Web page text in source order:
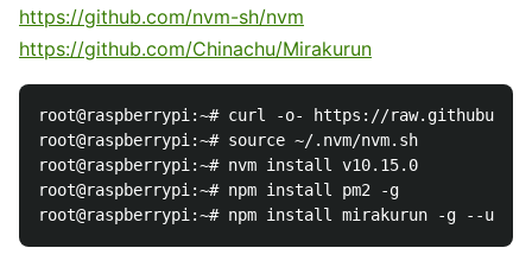
https://github.com/nvm-sh/nvm
https://github.com/Chinachu/Mirakurun
root@raspberrypi:~# curl -o- https://
root@raspberrypi:~# source ~/.nvm/nvm.sh
root@raspberrypi:~# nvm install v10.15.0
root@raspberrypi:~# npm install pm2 -g